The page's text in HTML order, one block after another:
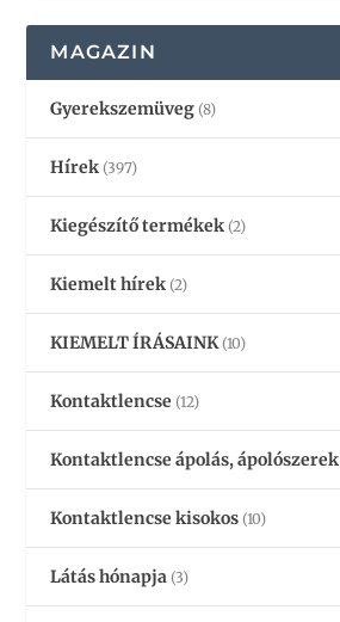
MAGAZIN
Gyerekszemüveg (8)
Hírek (397)
Kiegészítő termékek (2)
Kiemelt hírek (2)
KIEMELT ÍRÁSAINK (10)
Kontaktlencse (12)
Kontaktlencse ápolás, ápolószerek
Kontaktlencse kisokos (10)
Látás hónapja (3)